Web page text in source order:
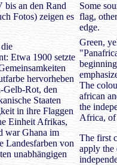
bis an den Rand
Fotos) zeigen es
Some
flag,
edge.
Etwa 1900 setzte
hervorheben
Rot, den
Staaten
in ihre Flaggen
Einheit Afrikas,
war Ghana im
Landesfarben von
unabhängigen
Green,
The
african
the
Africa, of
The first
apply the